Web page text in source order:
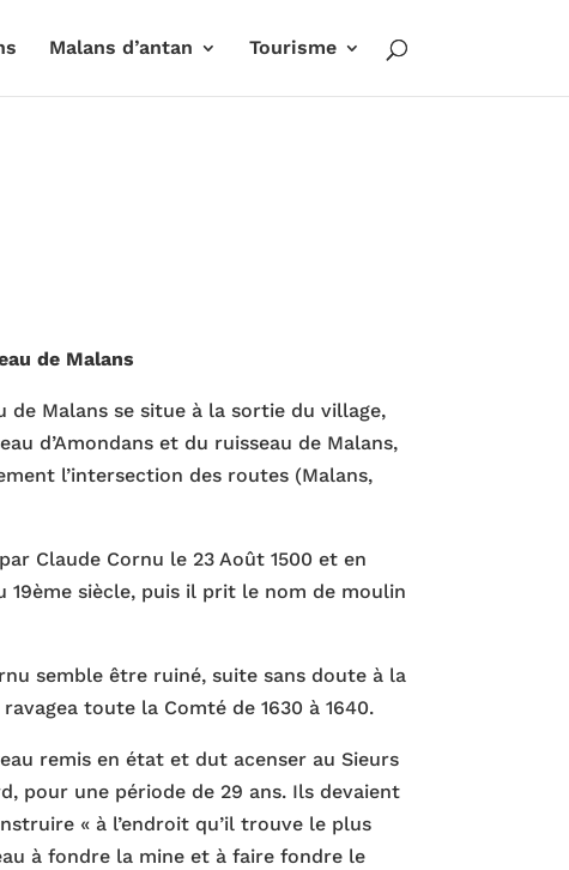
Malans d’antan Tourisme
de Malans
de Malans se situe à la sortie du village,
d’Amondans et du ruisseau de Malans,
l’intersection des routes (Malans,
Claude Cornu le 23 Août 1500 et en
19ème siècle, puis il prit le nom de moulin
semble être ruiné, suite sans doute à la
toute la Comté de 1630 à 1640.
remis en état et dut acenser au Sieurs
pour une période de 29 ans. Ils devaient
« à l’endroit qu’il trouve le plus
à fondre la mine et à faire fondre le